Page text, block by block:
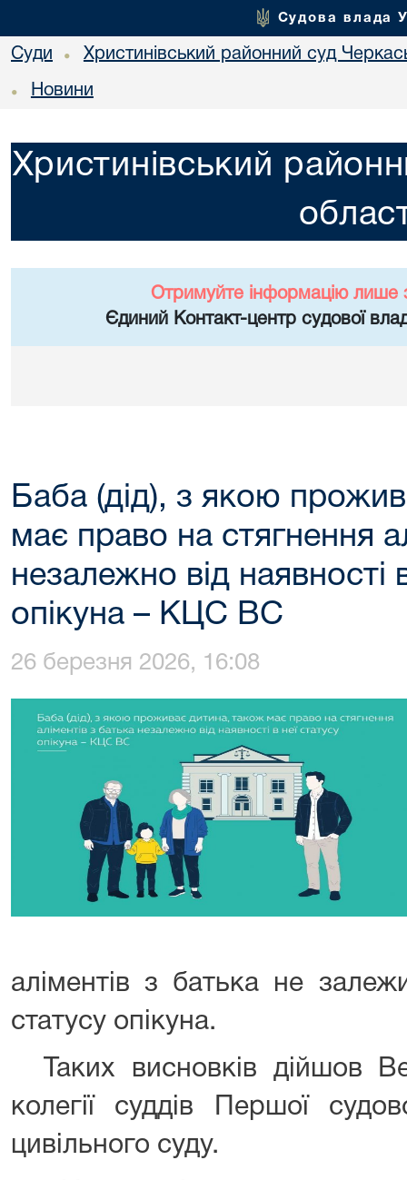
Судова влада
Суди • Христинівський районний суд
• Новини
Христинівський
Отримуйте інформацію лише
Єдиний Контакт-центр судової
Баба (дід), з якою
має право на стягнення
незалежно від наявності
опікуна – КЦС ВС
26 березня 2026, 16:08
аліментів з батька не
статусу опікуна.
Таких висновків дійшов
колегії суддів Першої
цивільного суду.